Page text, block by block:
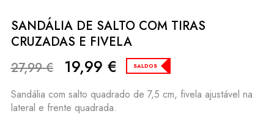
SANDÁLIA DE SALTO COM TIRAS
CRUZADAS E FIVELA
27,99€ 19,99 € SALDOS
Sandália com salto quadrado de 7,5 cm, fivela ajustável na
lateral e frente quadrada.